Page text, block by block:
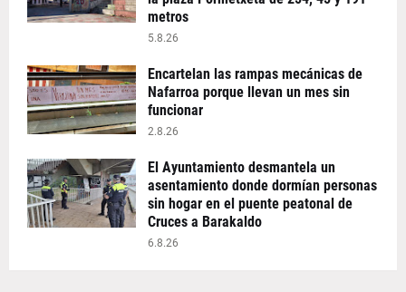
metros
5.8.26
Encartelan las rampas mecánicas de
Nafarroa porque llevan un mes sin
funcionar
2.8.26
El Ayuntamiento desmantela un
asentamiento donde dormían personas
sin hogar en el puente peatonal de
Cruces a Barakaldo
6.8.26